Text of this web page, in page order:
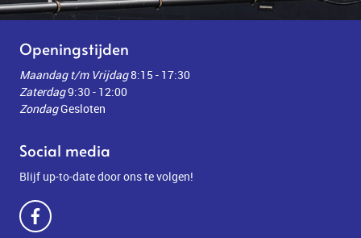
Openingstijden
Maandag t/m Vrijdag8:15 - 17:30
Zaterdag9:30 - 12:00
ZondagGesloten
Social media
Blijf up-to-date door ons te volgen!